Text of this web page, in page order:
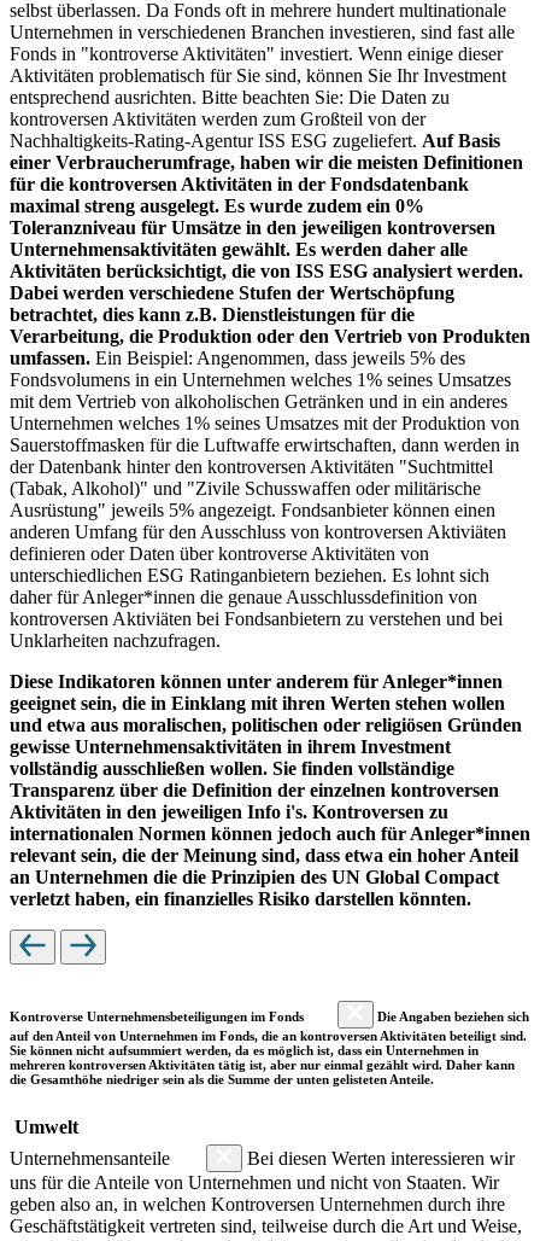
selbst überlassen. Da Fonds oft in mehrere hundert multinationale
Unternehmen in verschiedenen Branchen investieren, sind fast alle
Fonds in "kontroverse Aktivitäten" investiert. Wenn einige dieser
Aktivitäten problematisch für Sie sind, können Sie Ihr Investment
entsprechend ausrichten. Bitte beachten Sie: Die Daten zu
kontroversen Aktivitäten werden zum Großteil von der
Nachhaltigkeits-Rating-Agentur ISS ESG zugeliefert. Auf Basis
einer Verbraucherumfrage, haben wir die meisten Definitionen
für die kontroversen Aktivitäten in der Fondsdatenbank
maximal streng ausgelegt. Es wurde zudem ein 0%
Toleranzniveau für Umsätze in den jeweiligen kontroversen
Unternehmensaktivitäten gewählt. Es werden daher alle
Aktivitäten berücksichtigt, die von ISS ESG analysiert werden.
Dabei werden verschiedene Stufen der Wertschöpfung
betrachtet, dies kann z.B. Dienstleistungen für die
Verarbeitung, die Produktion oder den Vertrieb von Produkten
umfassen. Ein Beispiel: Angenommen, dass jeweils 5% des
Fondsvolumens in ein Unternehmen welches 1% seines Umsatzes
mit dem Vertrieb von alkoholischen Getränken und in ein anderes
Unternehmen welches 1% seines Umsatzes mit der Produktion von
Sauerstoffmasken für die Luftwaffe erwirtschaften, dann werden in
der Datenbank hinter den kontroversen Aktivitäten "Suchtmittel
(Tabak, Alkohol)" und "Zivile Schusswaffen oder militärische
Ausrüstung" jeweils 5% angezeigt. Fondsanbieter können einen
anderen Umfang für den Ausschluss von kontroversen Aktiviäten
definieren oder Daten über kontroverse Aktivitäten von
unterschiedlichen ESG Ratinganbietern beziehen. Es lohnt sich
daher für Anleger*innen die genaue Ausschlussdefinition von
kontroversen Aktiviäten bei Fondsanbietern zu verstehen und bei
Unklarheiten nachzufragen.
Diese Indikatoren können unter anderem für Anleger*innen
geeignet sein, die in Einklang mit ihren Werten stehen wollen
und etwa aus moralischen, politischen oder religiösen Gründen
gewisse Unternehmensaktivitäten in ihrem Investment
vollständig ausschließen wollen. Sie finden vollständige
Transparenz über die Definition der einzelnen kontroversen
Aktivitäten in den jeweiligen Info i's. Kontroversen zu
internationalen Normen können jedoch auch für Anleger*innen
relevant sein, die der Meinung sind, dass etwa ein hoher Anteil
an Unternehmen die die Prinzipien des UN Global Compact
verletzt haben, ein finanzielles Risiko darstellen könnten.
Kontroverse Unternehmensbeteiligungen im Fonds
Die Angaben beziehen sich
auf den Anteil von Unternehmen im Fonds, die an kontroversen Aktivitäten beteiligt sind.
Sie können nicht aufsummiert werden, da es möglich ist, dass ein Unternehmen in
mehreren kontroversen Aktivitäten tätig ist, aber nur einmal gezählt wird. Daher kann
die Gesamthöhe niedriger sein als die Summe der unten gelisteten Anteile.
Umwelt
Unternehmensanteile
Bei diesen Werten interessieren wir
uns für die Anteile von Unternehmen und nicht von Staaten. Wir
geben also an, in welchen Kontroversen Unternehmen durch ihre
Geschäftstätigkeit vertreten sind, teilweise durch die Art und Weise,